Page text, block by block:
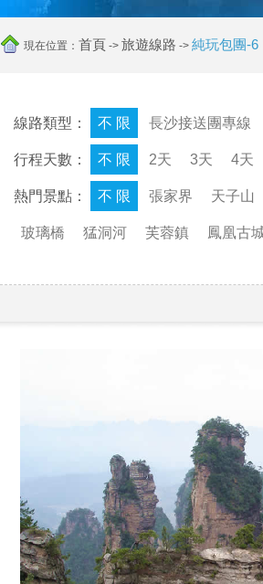
現在位置： 首頁 -> 旅遊線路 -> 純玩包團-6
線路類型： 不 限 長沙接送團專線
行程天數： 不 限 2天 3天 4天
熱門景點： 不 限 張家界 天子山
玻璃橋 猛洞河 芙蓉鎮 鳳凰古